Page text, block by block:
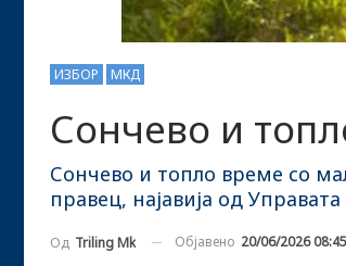
ИЗБОР МКД
Сончево и
Сончево и топло време со
правец, најавија од
Од Triling Mk Објавено 20/06/2026 08:45